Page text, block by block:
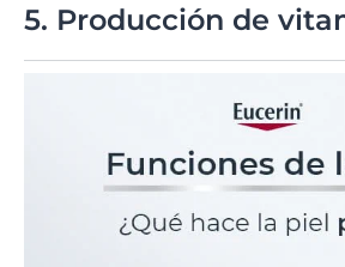
participa en la eliminación de
sudor.
5. Producción de
vitamina en la piel, lo cual es
ósea y el sistema inmunológico.